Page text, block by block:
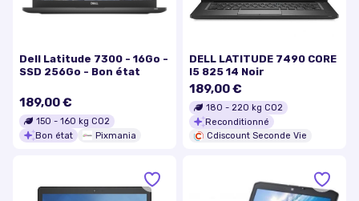
Dell Latitude 7300 - 16Go -
SSD 256Go - Bon état
189,00 €
150 - 160 kg CO2
Bon état
Pixmania
DELL LATITUDE 7490 CORE
I5 825 14 Noir
189,00 €
180 - 220 kg CO2
Reconditionné
Cdiscount Seconde Vie